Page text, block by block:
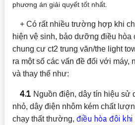
phương án giải quyết tốt nhất.
+ Có rất nhiều trường hợp khi
hiện vệ sinh, bảo dưỡng điều hòa
chung cư ct2 trung văn/the light
ra một số các vấn đề đối với máy,
và thay thế như:
4.1 Nguồn điện, dây tín hiệu sử
nhỏ, dây điện nhôm kém chất
chạy thất thường, điều hòa đôi khi